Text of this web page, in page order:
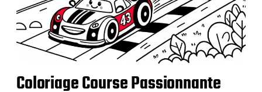
Coloriage Course Passionnante